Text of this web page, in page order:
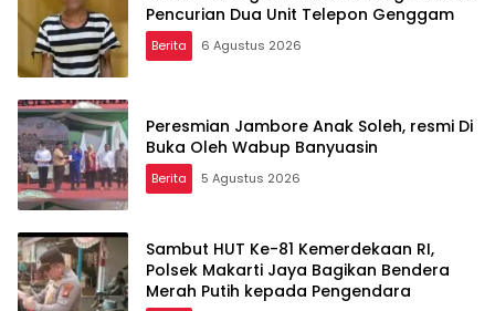
Pencurian Dua Unit Telepon Genggam
Berita 6 Agustus 2026
Peresmian Jambore Anak Soleh, resmi Di
Buka Oleh Wabup Banyuasin
Berita 5 Agustus 2026
Sambut HUT Ke-81 Kemerdekaan RI,
Polsek Makarti Jaya Bagikan Bendera
Merah Putih kepada Pengendara